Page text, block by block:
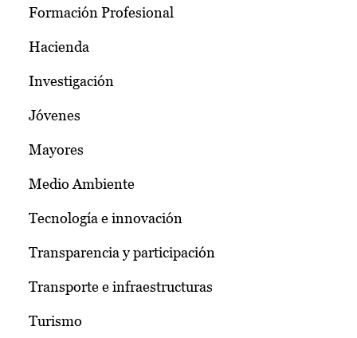
Formación Profesional
Hacienda
Investigación
Jóvenes
Mayores
Medio Ambiente
Tecnología e innovación
Transparencia y participación
Transporte e infraestructuras
Turismo